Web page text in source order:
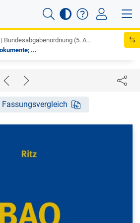
| Bundesabgabenordnung (5. A...
...
Fassungsvergleich